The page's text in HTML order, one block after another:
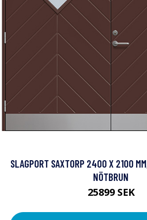
SLAGPORT SAXTORP 2400 X 2100
NÖTBRUN
25899 SEK